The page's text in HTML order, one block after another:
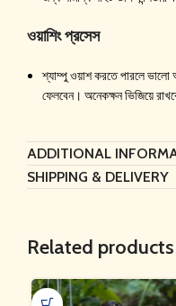
ওয়াশিং প্রসেস
শ্যাম্পু ওয়াশ করতে পারলে ভালো
ফেলবেন। অনেকক্ষন ভিজিয়ে
ADDITIONAL
SHIPPING & DELIVERY
Related products